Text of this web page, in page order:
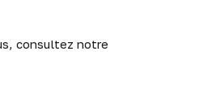
consultez notre
vous